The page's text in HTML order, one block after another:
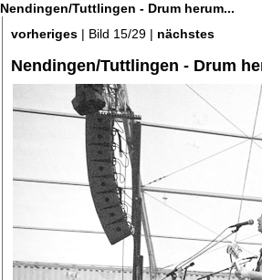
Nendingen/Tuttlingen - Drum herum...
vorheriges | Bild 15/29 | nächstes
Nendingen/Tuttlingen - Drum